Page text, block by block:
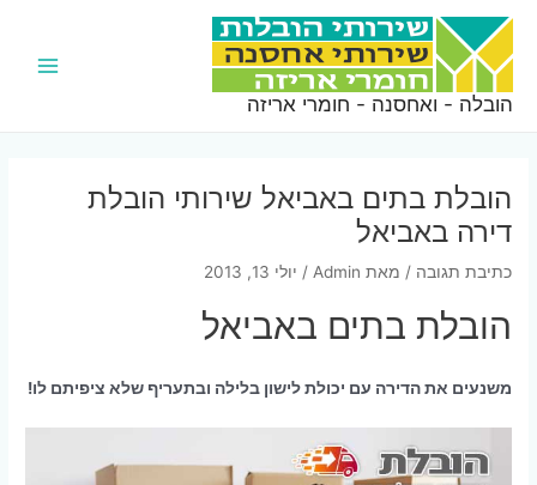
הובלה - ואחסנה - חומרי אריזה
הובלת בתים באביאל שירותי הובלת
דירה באביאל
כתיבת תגובה / מאת Admin
/ יולי 13, 2013
הובלת בתים באביאל
משנעים את הדירה עם יכולת לישון בלילה ובתעריף שלא ציפיתם לו!